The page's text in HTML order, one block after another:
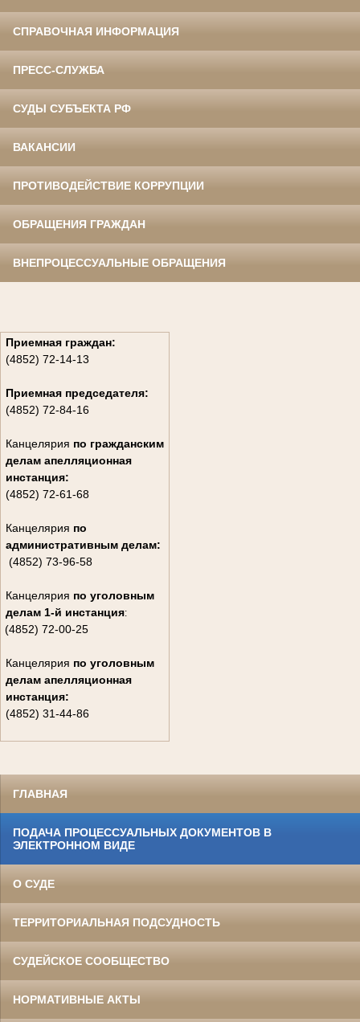
СПРАВОЧНАЯ ИНФОРМАЦИЯ
ПРЕСС-СЛУЖБА
СУДЫ СУБЪЕКТА РФ
ВАКАНСИИ
ПРОТИВОДЕЙСТВИЕ КОРРУПЦИИ
ОБРАЩЕНИЯ ГРАЖДАН
ВНЕПРОЦЕССУАЛЬНЫЕ ОБРАЩЕНИЯ
Приемная граждан:
(4852) 72-14-13
Приемная председателя:
(4852) 72-84-16
Канцелярия по гражданским
делам апелляционная
инстанция:
(4852) 72-61-68
Канцелярия по
административным делам:
(4852) 73-96-58
Канцелярия по уголовным
делам 1-й инстанция:
(4852) 72-00-25
Канцелярия по уголовным
делам апелляционная
инстанция:
(4852) 31-44-86
ГЛАВНАЯ
ПОДАЧА ПРОЦЕССУАЛЬНЫХ ДОКУМЕНТОВ В
ЭЛЕКТРОННОМ ВИДЕ
О СУДЕ
ТЕРРИТОРИАЛЬНАЯ ПОДСУДНОСТЬ
СУДЕЙСКОЕ СООБЩЕСТВО
НОРМАТИВНЫЕ АКТЫ